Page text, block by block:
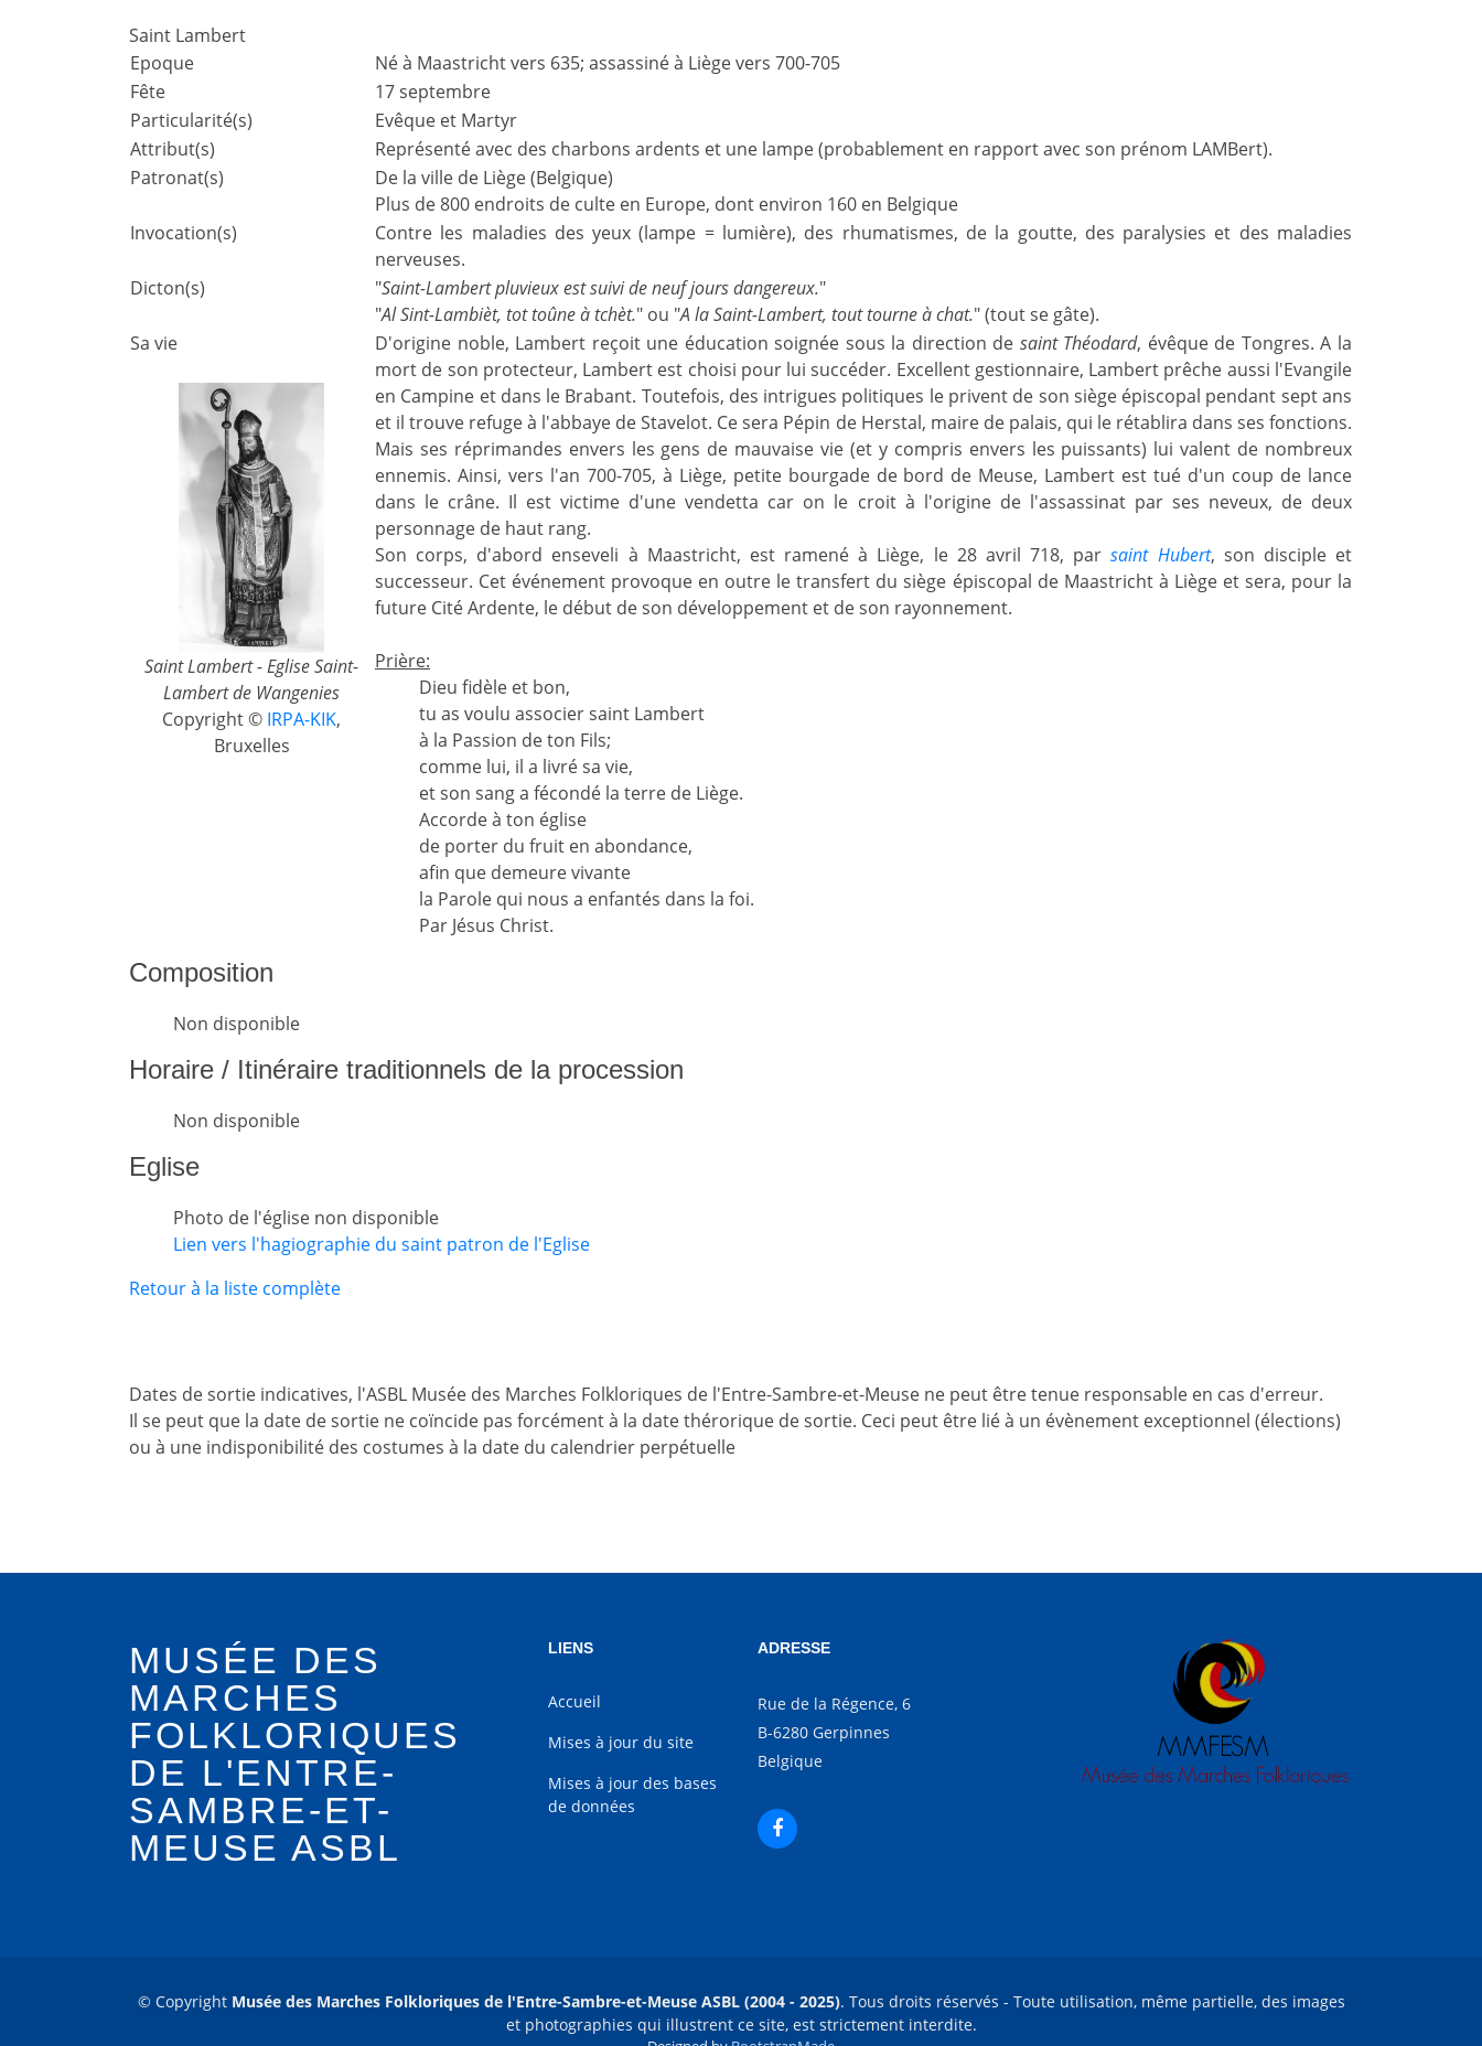
Saint Lambert
Epoque
Né à Maastricht vers 635; assassiné à Liège vers 700-705
Fête
17 septembre
Particularité(s)
Evêque et Martyr
Attribut(s)
Représenté avec des charbons ardents et une lampe (probablement en rapport avec son prénom LAMBert).
Patronat(s)
De la ville de Liège (Belgique)
Plus de 800 endroits de culte en Europe, dont environ 160 en Belgique
Invocation(s)
Contre les maladies des yeux (lampe = lumière), des rhumatismes, de la goutte, des paralysies et des maladies
nerveuses.
Dicton(s)
"Saint-Lambert pluvieux est suivi de neuf jours dangereux."
"Al Sint-Lambièt, tot toûne à tchèt." ou "A la Saint-Lambert, tout tourne à chat." (tout se gâte).
Sa vie
Saint Lambert - Eglise Saint-
Lambert de Wangenies
Copyright © IRPA-KIK,
Bruxelles
D'origine noble, Lambert reçoit une éducation soignée sous la direction de saint Théodard, évêque de Tongres. A la
mort de son protecteur, Lambert est choisi pour lui succéder. Excellent gestionnaire, Lambert prêche aussi l'Evangile
en Campine et dans le Brabant. Toutefois, des intrigues politiques le privent de son siège épiscopal pendant sept ans
et il trouve refuge à l'abbaye de Stavelot. Ce sera Pépin de Herstal, maire de palais, qui le rétablira dans ses fonctions.
Mais ses réprimandes envers les gens de mauvaise vie (et y compris envers les puissants) lui valent de nombreux
ennemis. Ainsi, vers l'an 700-705, à Liège, petite bourgade de bord de Meuse, Lambert est tué d'un coup de lance
dans le crâne. Il est victime d'une vendetta car on le croit à l'origine de l'assassinat par ses neveux, de deux
personnage de haut rang.
Son corps, d'abord enseveli à Maastricht, est ramené à Liège, le 28 avril 718, parsaint Hubert, son disciple et
successeur. Cet événement provoque en outre le transfert du siège épiscopal de Maastricht à Liège et sera, pour la
future Cité Ardente, le début de son développement et de son rayonnement.
Prière:
Dieu fidèle et bon,
tu as voulu associer saint Lambert
à la Passion de ton Fils;
comme lui, il a livré sa vie,
et son sang a fécondé la terre de Liège.
Accorde à ton église
de porter du fruit en abondance,
afin que demeure vivante
la Parole qui nous a enfantés dans la foi.
Par Jésus Christ.
Composition
Non disponible
Horaire / Itinéraire traditionnels de la procession
Non disponible
Eglise
Photo de l'église non disponible
Lien vers l'hagiographie du saint patron de l'Eglise
Retour à la liste complète
Dates de sortie indicatives, l'ASBL Musée des Marches Folkloriques de l'Entre-Sambre-et-Meuse ne peut être tenue responsable en cas d'erreur.
Il se peut que la date de sortie ne coïncide pas forcément à la date thérorique de sortie. Ceci peut être lié à un évènement exceptionnel (élections)
ou à une indisponibilité des costumes à la date du calendrier perpétuelle
MUSÉE DES
MARCHES
FOLKLORIQUES
DE L'ENTRE-
SAMBRE-ET-
MEUSE ASBL
LIENS
Accueil
Mises à jour du site
Mises à jour des bases
de données
ADRESSE
Rue de la Régence, 6
B-6280 Gerpinnes
Belgique
© Copyright Musée des Marches Folkloriques de l'Entre-Sambre-et-Meuse ASBL (2004 - 2025). Tous droits réservés - Toute utilisation, même partielle, des images
et photographies qui illustrent ce site, est strictement interdite.